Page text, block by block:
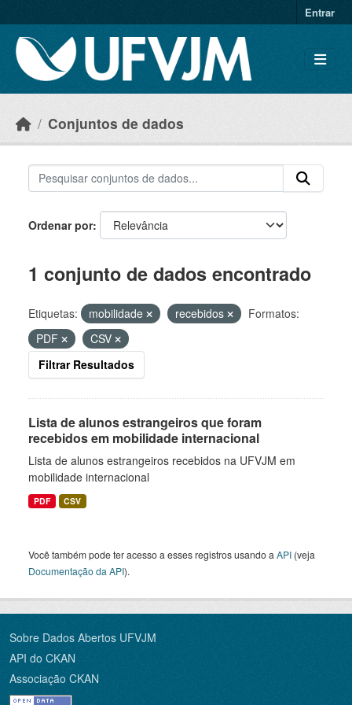
Entrar
Conjuntos de dados
Ordenar por
1 conjunto de dados encontrado
Etiquetas: mobilidade recebidos
Formatos:
PDF
CSV
Filtrar Resultados
Lista de alunos estrangeiros que foram
recebidos em mobilidade internacional
Lista de alunos estrangeiros recebidos na UFVJM em
mobilidade internacional
PDF CSV
Você também pode ter acesso a esses registros usando a API (veja
Documentação da API).
Sobre Dados Abertos UFVJM
API do CKAN
Associação CKAN